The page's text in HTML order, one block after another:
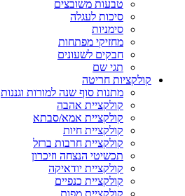
טבעות משובצים
סיכות לעגלה
סימניות
מחזיקי מפתחות
חבקים לשעונים
תגי שם
קולקציות חריטה
מתנות סוף שנה למורות וגננות
קולקציית אהבה
קולקציית אמא/סבתא
קולקציית חיות
קולקציית חרבות ברזל
תכשיטי הנצחה וזיכרון
קולקציית יודאיקה
קולקציית כנפיים
קולקציית מפות